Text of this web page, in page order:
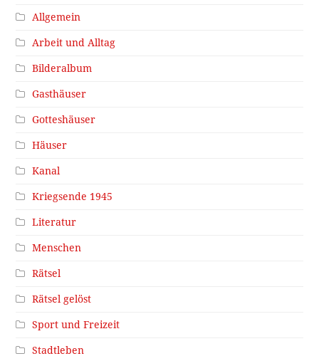
Allgemein
Arbeit und Alltag
Bilderalbum
Gasthäuser
Gotteshäuser
Häuser
Kanal
Kriegsende 1945
Literatur
Menschen
Rätsel
Rätsel gelöst
Sport und Freizeit
Stadtleben